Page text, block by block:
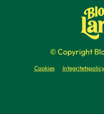
Köp- och leveransvillkor
Företag
© Copyright
Cookies Integritetspolicy